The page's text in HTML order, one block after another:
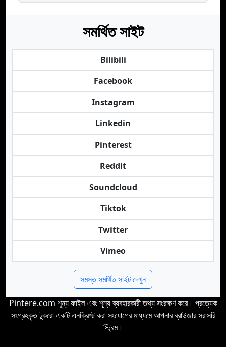
সমর্থিত সাইট
Bilibili
Facebook
Instagram
Linkedin
Pinterest
Reddit
Soundcloud
Tiktok
Twitter
Vimeo
সমস্ত সমর্থিত সাইট দেখুন
Pintere.com শূন্য ফাইল এবং শূন্য ব্যবহারকারী তথ্য সংরক্ষণ করে। প্রত্যেক
সংগ্রহকৃত টুকরো একটি এনক্রিপ্ট করা সংযোগের মাধ্যমে আপনার ব্রাউজার সরাসরি
স্ট্রিম।